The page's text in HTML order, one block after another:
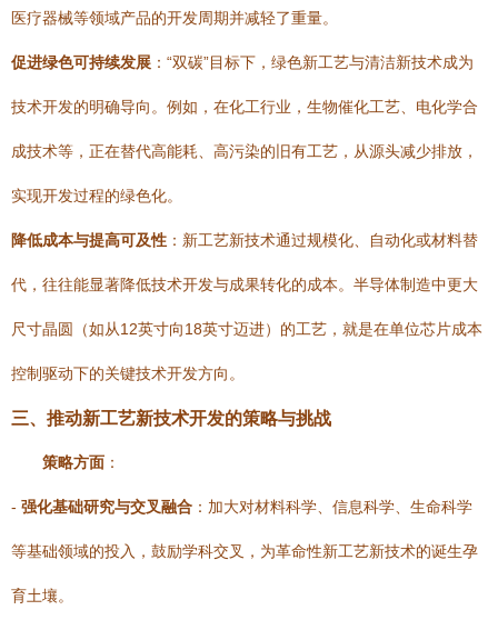
医疗器械等领域产品的开发周期并减轻了重量。
促进绿色可持续发展 ：“双碳”目标下，绿色新工艺与清洁新技术成为
技术开发的明确导向。例如，在化工行业，生物催化工艺、电化学合
成技术等，正在替代高能耗、高污染的旧有工艺，从源头减少排放，
实现开发过程的绿色化。
降低成本与提高可及性 ：新工艺新技术通过规模化、自动化或材料替
代，往往能显著降低技术开发与成果转化的成本。半导体制造中更大
尺寸晶圆（如从12英寸向18英寸迈进）的工艺，就是在单位芯片成本
控制驱动下的关键技术开发方向。
三、推动新工艺新技术开发的策略与挑战
策略方面 ：
- 强化基础研究与交叉融合 ：加大对材料科学、信息科学、生命科学
等基础领域的投入，鼓励学科交叉，为革命性新工艺新技术的诞生孕
育土壤。